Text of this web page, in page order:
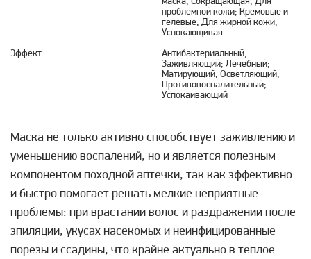
проблемной кожи; Кремовые и
гелевые; Для жирной кожи;
Успокающивая
Эффект
Антибактериальный;
Заживляющий; Лечебный;
Матирующий; Осветляющий;
Противовоспалительный;
Успокаивающий
Маска не только активно способствует заживлению и
уменьшению воспалений, но и является полезным
компонентом походной аптечки, так как эффективно
и быстро помогает решать мелкие неприятные
проблемы: при врастании волос и раздражении после
эпиляции, укусах насекомых и неинфицированные
порезы и ссадины, что крайне актуально в теплое